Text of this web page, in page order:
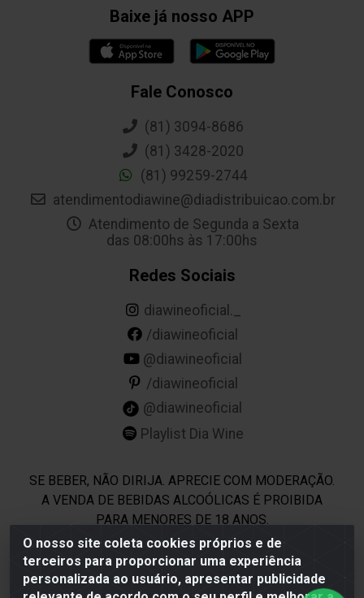
O nosso site coleta cookies próprios e de
terceiros para proporcionar uma experiência
personalizada ao usuário, apresentar publicidade
Baixe já nosso APP
Fale Conosco
(81) 3094-8686
(81) 3428-2020
(81) 99259-2744
atendimentodiawine@diadistribuicao.com.br
Atendimento de Segunda a Sexta
das 08:00hs às 17:00hs
Redes Sociais
diawineoficial._
/diawineoficial
@diawineoficial
/diawineoficial
@diawineoficial
Playlist Dia Wine
SE BEBER, NÃO DIRIJA. APRECIE COM MODERAÇÃO.
A VENDA DE BEBIDAS ALCOÓLICAS É PROIBIDA
PARA MENORES DE 18 ANOS.
Dia Wine - Rodovia BR 232 KM 22,5 - Moreno/PE - CEP
54800-000 - CNPJ 69.944.973/0001-85